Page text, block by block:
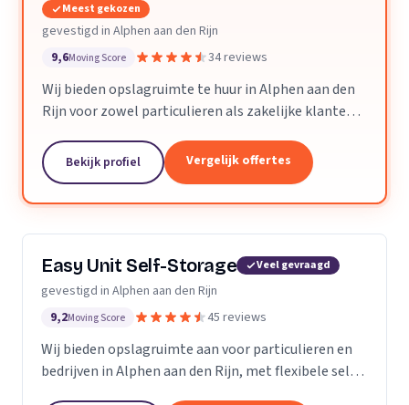
Meest gekozen
gevestigd in Alphen aan den Rijn
9,6Moving Score 34 reviews
Wij bieden opslagruimte te huur in Alphen aan den
Rijn voor zowel particulieren als zakelijke klanten,
Bekijk profiel Vergelijk offertes
Easy Unit Self-Storage Veel gevraagd
gevestigd in Alphen aan den Rijn
9,2Moving Score 45 reviews
Wij bieden opslagruimte aan voor particulieren en
bedrijven in Alphen aan den Rijn, met flexibele self-